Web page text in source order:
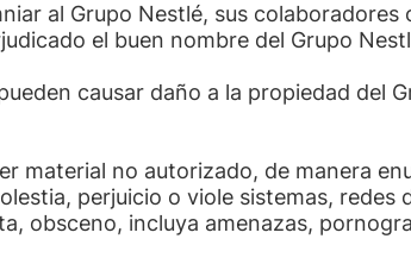
al Grupo Nestlé, sus
el buen nombre del Grupo
causar daño a la propiedad del
material no autorizado, de manera
perjuicio o viole sistemas, redes
obsceno, incluya amenazas,